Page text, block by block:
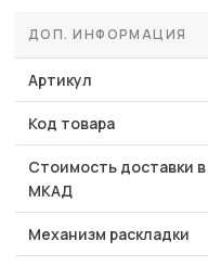
ДОП. ИНФОРМАЦИЯ
Артикул
Код товара
Стоимость доставки
МКАД
Механизм раскладки